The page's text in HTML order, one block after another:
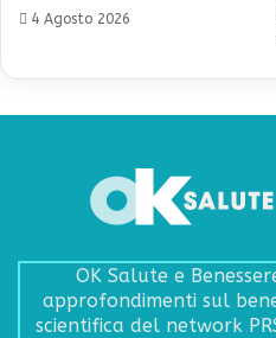
4 Agosto 2026
OK Salute e
approfondimenti sul
scientifica del network